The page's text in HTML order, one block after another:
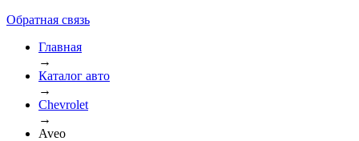
Обратная связь
Главная
→
Каталог авто
→
Chevrolet
→
Aveo